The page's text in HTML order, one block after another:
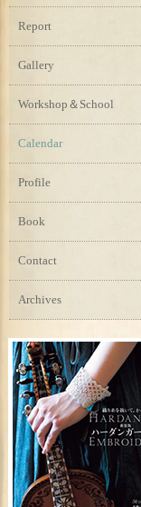
Report
Gallery
Workshop＆School
Calendar
Profile
Book
Contact
Archives